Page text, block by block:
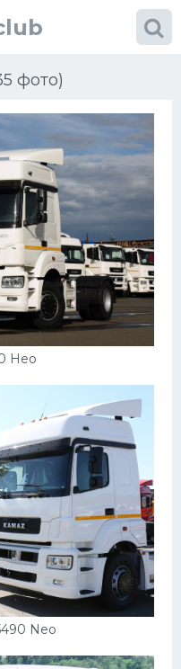
фото)
Нео
Neo